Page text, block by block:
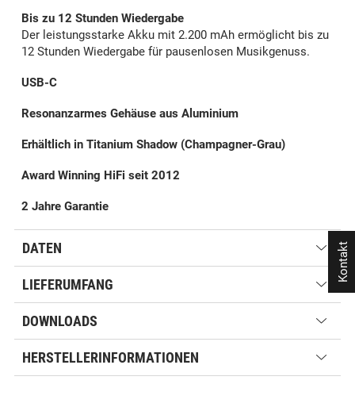
Bis zu 12 Stunden Wiedergabe
Der leistungsstarke Akku mit 2.200 mAh ermöglicht bis zu
12 Stunden Wiedergabe für pausenlosen Musikgenuss.
USB-C
Resonanzarmes Gehäuse aus Aluminium
Erhältlich in Titanium Shadow (Champagner-Grau)
Award Winning HiFi seit 2012
2 Jahre Garantie
DATEN
LIEFERUMFANG
DOWNLOADS
HERSTELLERINFORMATIONEN
Kontakt